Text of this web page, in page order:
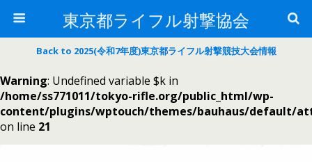
東京都ライフル射撃協会
Back to 2025(令和7年度)東京都ライフル射撃競技大会情報
Warning: Undefined variable $k in
/home/ss771011/tokyo-rifle.org/public_html/wp-
content/plugins/wptouch/themes/bauhaus/default/
on line 21